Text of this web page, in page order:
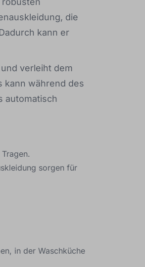
die
kann er
verleiht dem
kann während des
automatisch
sorgen für
in der Waschküche